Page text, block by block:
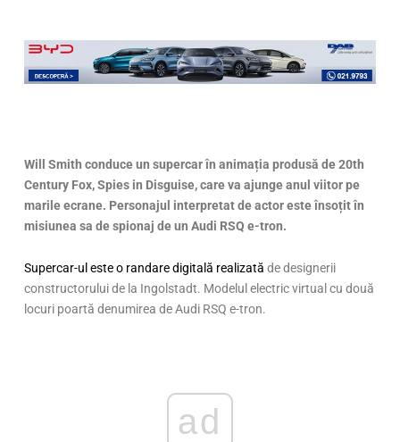
Will Smith conduce un supercarîn animația produsă de 20th
Century Fox, Spies in Disguise, care va ajunge anul viitor pe
marile ecrane. Personajul interpretat de actor este însoțit în
misiunea sa de spionaj de un Audi RSQ e-tron.
Supercar-ul este o randare digitală realizată de designerii
constructorului de la Ingolstadt. Modelul electric virtual cu două
locuri poartă denumirea de Audi RSQ e-tron.
ad